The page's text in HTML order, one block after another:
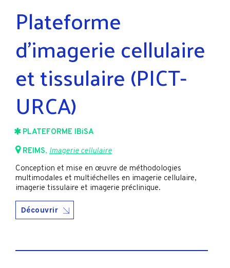
Plateforme
d'imagerie cellulaire
et tissulaire (PICT-
URCA)
PLATEFORME IBiSA
REIMS, Imagerie cellulaire
Conception et mise en œuvre de méthodologies
multimodales et multiéchelles en imagerie cellulaire,
imagerie tissulaire et imagerie préclinique.
Découvrir